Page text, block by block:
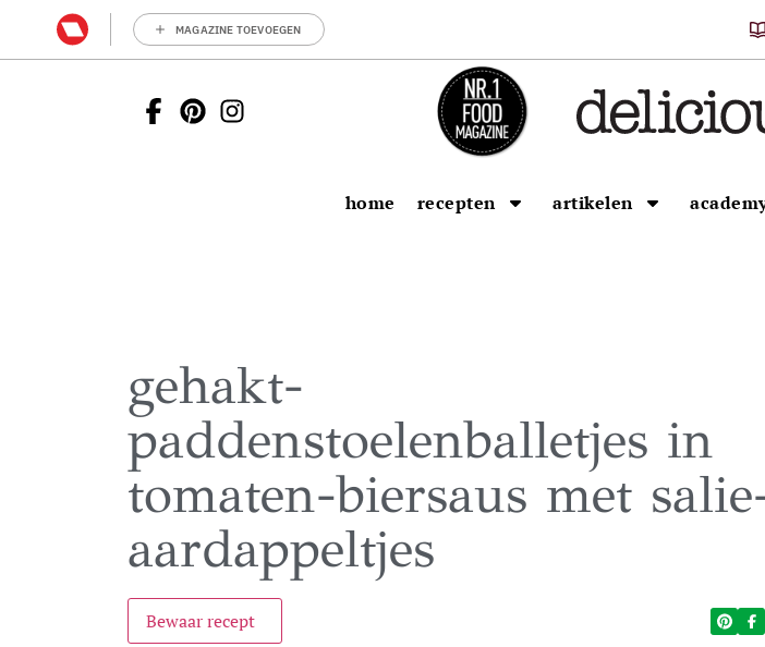
MAGAZINE TOEVOEGEN
home recepten artikelen
gehakt-
paddenstoelenballetjes in
tomaten-biersaus met
aardappeltjes
Bewaar recept